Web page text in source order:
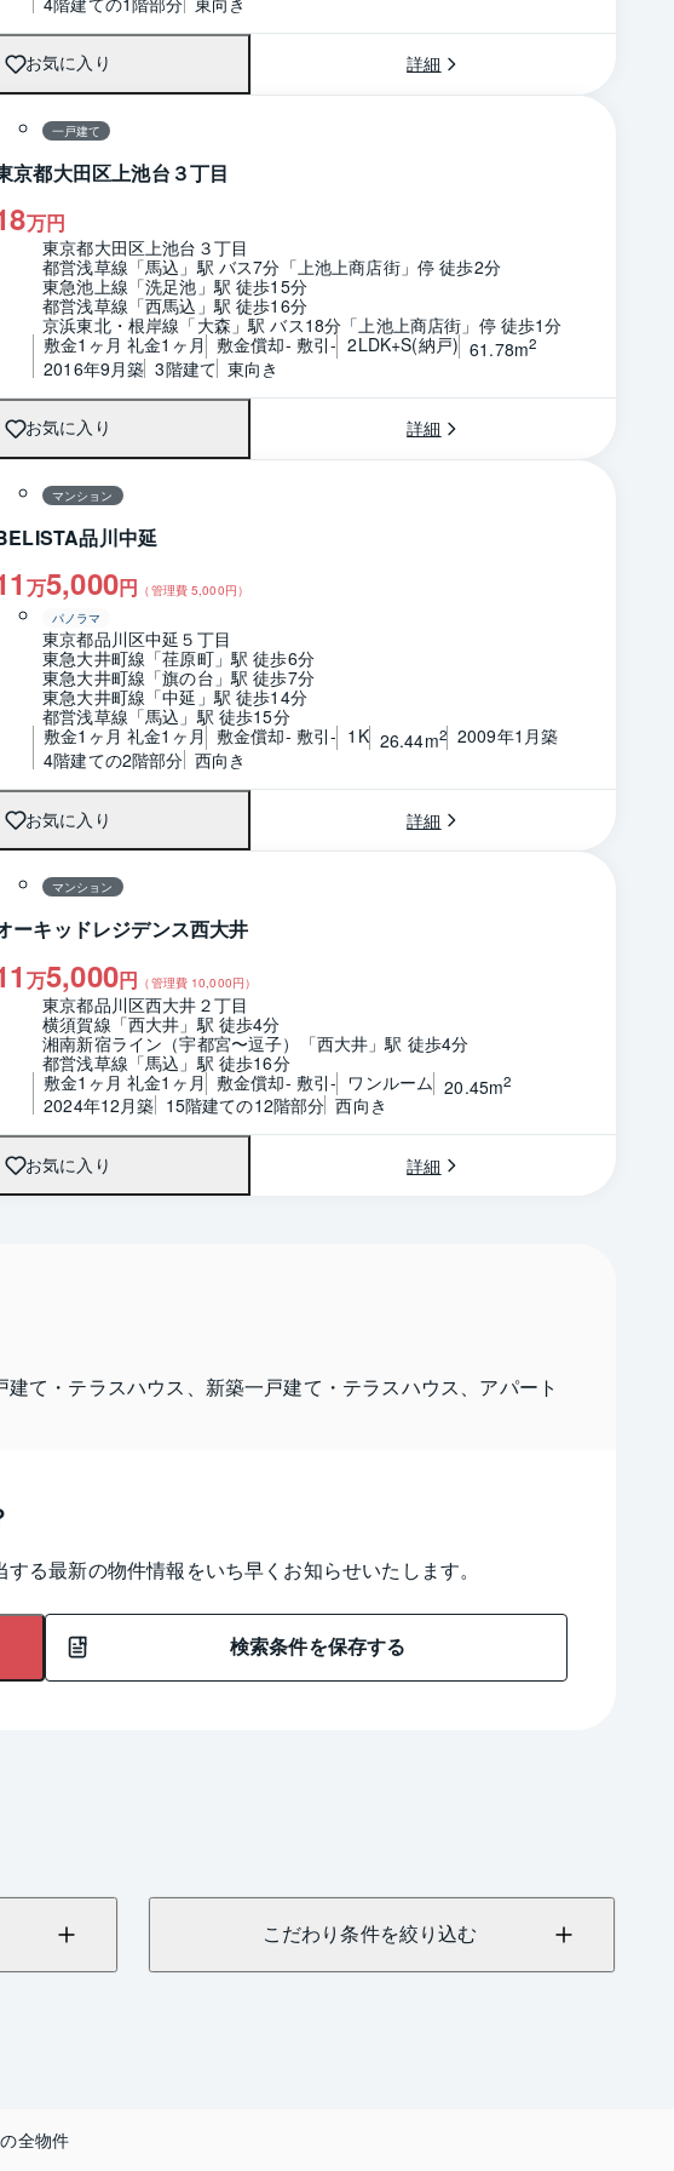
お気に入り 詳細
一戸建て
京都大田区上池台３丁目
万円
東京都大田区上池台３丁目
都営浅草線「馬込」駅 バス7分「上池上商店街」停 徒歩2分
東急池上線「洗足池」駅 徒歩15分
都営浅草線「西馬込」駅 徒歩16分
京浜東北・根岸線「大森」駅 バス18分「上池上商店街」停 徒歩1分
敷金1ヶ月 礼金1ヶ月 敷金償却- 敷引- 2LDK+S(納戸) 61.78m2
2016年9月築 3階建て 東向き
お気に入り 詳細
マンション
品川中延
万5,000円 （管理費5,000円）
パノラマ
東京都品川区中延５丁目
東急大井町線「荏原町」駅 徒歩6分
東急大井町線「旗の台」駅 徒歩7分
東急大井町線「中延」駅 徒歩14分
都営浅草線「馬込」駅 徒歩15分
敷金1ヶ月 礼金1ヶ月 敷金償却- 敷引- 1K 26.44m2 2009年1月築
4階建ての2階部分 西向き
お気に入り 詳細
マンション
ーキッドレジデンス西大井
万5,000円 （管理費 10,000円）
東京都品川区西大井２丁目
横須賀線「西大井」駅 徒歩4分
湘南新宿ライン（宇都宮〜逗子）「西大井」駅 徒歩4分
都営浅草線「馬込」駅 徒歩16分
敷金1ヶ月 礼金1ヶ月 敷金償却- 敷引- ワンルーム 20.45m2
2024年12月築 15階建ての12階部分 西向き
お気に入り 詳細
て・テラスハウス、新築一戸建て・テラスハウス、アパート
る最新の物件情報をいち早くお知らせいたします。
検索条件を保存する
こだわり条件を絞り込む
全物件